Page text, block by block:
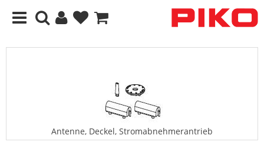
Antenne, Deckel, Stromabnehmerantrieb